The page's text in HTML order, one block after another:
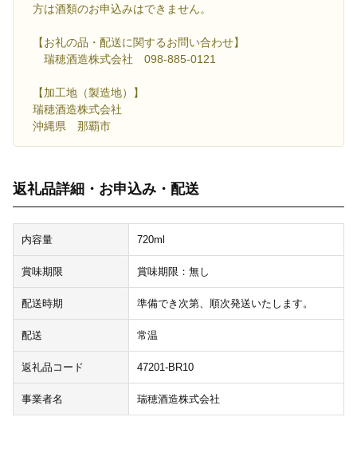
方は酒類のお申込みはできません。
【お礼の品・配送に関するお問い合わせ】
瑞穂酒造株式会社 098-885-0121
【加工地（製造地）】
瑞穂酒造株式会社
沖縄県 那覇市
返礼品詳細・お申込み・配送
内容量 720ml
賞味期限 賞味期限：無し
配送時期 準備でき次第、順次発送いたします。
配送 常温
返礼品コード 47201-BR10
事業者名 瑞穂酒造株式会社